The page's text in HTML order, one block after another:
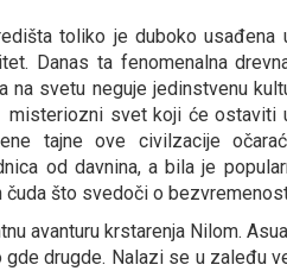
toliko je duboko usađena
Danas ta fenomenalna
na svetu neguje jedinstvenu
svet koji će ostaviti
tajne ove civilzacije
od davnina, a bila je
što svedoči o
avanturu krstarenja Nilom.
drugde. Nalazi se u zaleđu